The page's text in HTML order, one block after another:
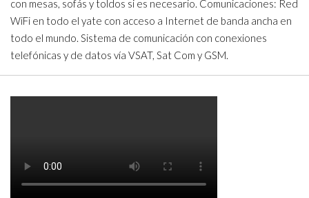
con mesas, sofás y toldos si es necesario. Comunicaciones: Red
WiFi en todo el yate con acceso a Internet de banda ancha en
todo el mundo. Sistema de comunicación con conexiones
telefónicas y de datos vía VSAT, Sat Com y GSM.